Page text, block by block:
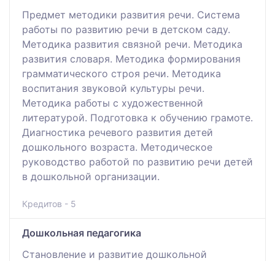
Предмет методики развития речи. Система
работы по развитию речи в детском саду.
Методика развития связной речи. Методика
развития словаря. Методика формирования
грамматического строя речи. Методика
воспитания звуковой культуры речи.
Методика работы с художественной
литературой. Подготовка к обучению грамоте.
Диагностика речевого развития детей
дошкольного возраста. Методическое
руководство работой по развитию речи детей
в дошкольной организации.
Кредитов - 5
Дошкольная педагогика
Становление и развитие дошкольной